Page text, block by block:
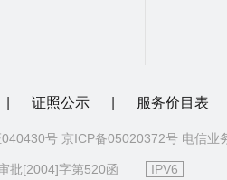
证照公示 服务价目表
号 京ICP备05020372号 电信业
批[2004]字第520函 IPV6